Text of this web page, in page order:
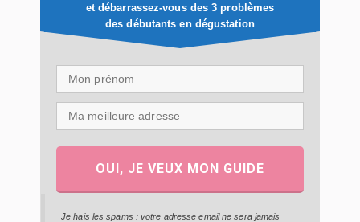
et débarrassez-vous des 3 problèmes
des débutants en dégustation
OUI, JE VEUX MON GUIDE
Je hais les spams : votre adresse email ne sera jamais